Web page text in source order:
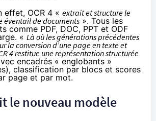
effet, OCR 4 « extrait et structure le
éventail de documents ». Tous les
comme PDF, DOC, PPT et ODF
« Là où les générations précédentes
la conversion d’une page en texte et
4 restitue une représentation structurée
encadrés « englobants »
classification par blocs et scores
page et par mot.
le nouveau modèle